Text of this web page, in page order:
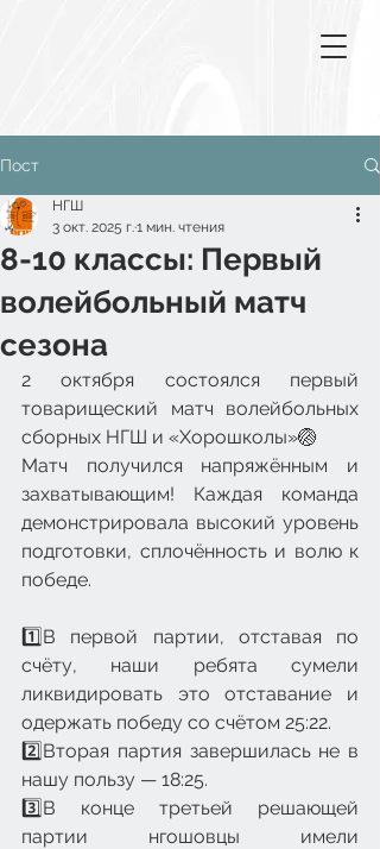
Пост
8-10 классы: Первый
волейбольный матч
сезона
НГШ
3 окт. 2025 г.1 мин. чтения
2 октября состоялся первый
товарищеский матч волейбольных
сборных НГШ и «Хорошколы»🏐
Матч получился напряжённым и
захватывающим! Каждая команда
демонстрировала высокий уровень
подготовки, сплочённость и волю к
победе.
1️⃣В первой партии, отставая по
счёту, наши ребята сумели
ликвидировать это отставание и
одержать победу со счётом 25:22.
2️⃣Вторая партия завершилась не в
нашу пользу — 18:25.
3️⃣В конце третьей решающей
партии нгошовцы имели